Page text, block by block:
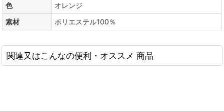
色
オレンジ
素材
ポリエステル100％
関連又はこんなの便利・オススメ 商品